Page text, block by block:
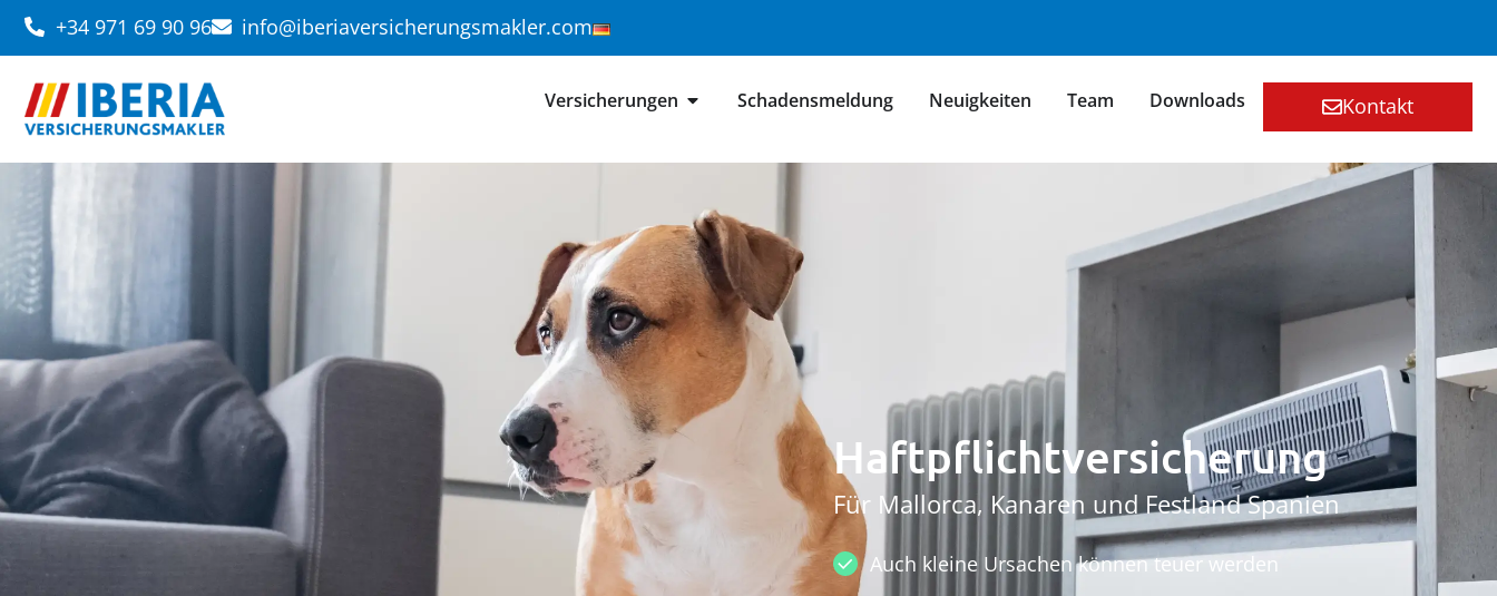
+34 971 69 90 96 info@iberiaversicherungsmakler.com
Versicherungen Schadensmeldung Neuigkeiten Team Downloads Kontakt
Haftpflichtversicherung
Für Mallorca, Kanaren und Festland Spanien
Auch kleine Ursachen können teuer werden